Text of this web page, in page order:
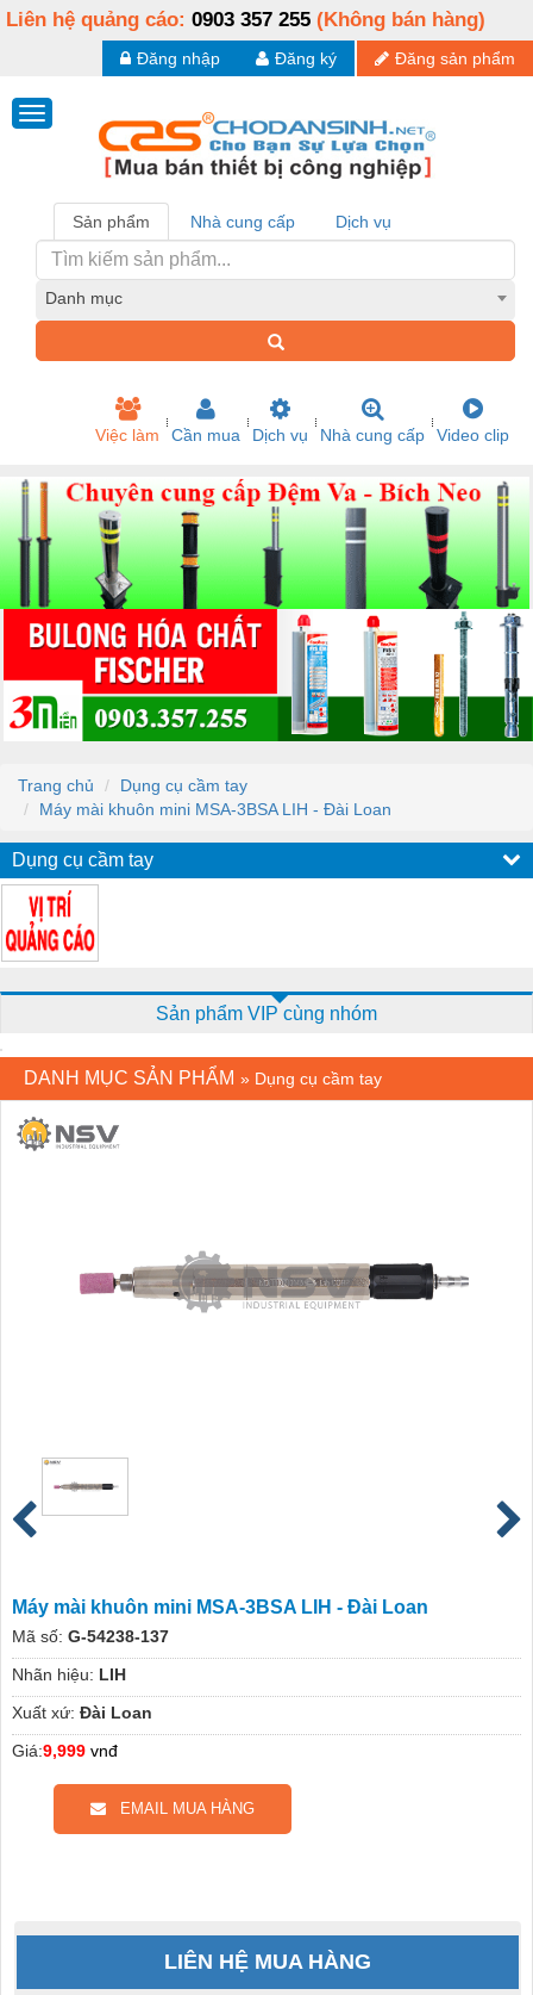
Liên hệ quảng cáo: 0903 357 255 (Không bán hàng)
Đăng sản phẩm
Đăng ký
Đăng nhập
Sản phẩm Nhà cung cấp Dịch vụ
Danh mục
Việc làm Cần mua Dịch vụ Nhà cung cấp Video clip
Trang chủ
Dụng cụ cầm tay
Máy mài khuôn mini MSA-3BSA LIH - Đài Loan
Dụng cụ cầm tay
Sản phẩm VIP cùng nhóm
DANH MỤC SẢN PHẨM » Dụng cụ cầm tay
Máy mài khuôn mini MSA-3BSA LIH - Đài Loan
Mã số: G-54238-137
Nhãn hiệu: LIH
Xuất xứ: Đài Loan
Giá:9,999 vnđ
EMAIL MUA HÀNG
LIÊN HỆ MUA HÀNG